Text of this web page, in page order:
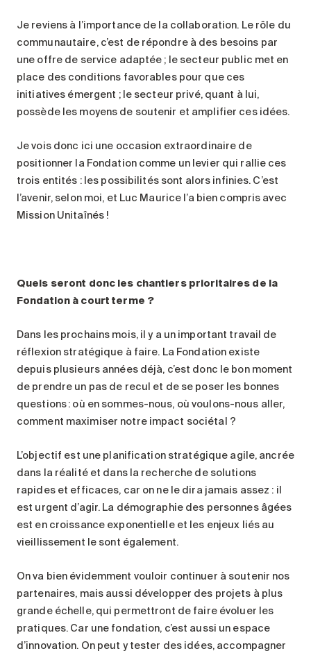
Je reviens à l’importance de la collaboration. Le rôle du
communautaire, c’est de répondre à des besoins par
une offre de service adaptée ; le secteur public met en
place des conditions favorables pour que ces
initiatives émergent ; le secteur privé, quant à lui,
possède les moyens de soutenir et amplifier ces idées.
Je vois donc ici une occasion extraordinaire de
positionner la Fondation comme un levier qui rallie ces
trois entités : les possibilités sont alors infinies. C’est
l’avenir, selon moi, et Luc Maurice l’a bien compris avec
Mission Unitaînés !
Quels seront donc les chantiers prioritaires de la
Fondation à court terme ?
Dans les prochains mois, il y a un important travail de
réflexion stratégique à faire. La Fondation existe
depuis plusieurs années déjà, c’est donc le bon moment
de prendre un pas de recul et de se poser les bonnes
questions : où en sommes-nous, où voulons-nous aller,
comment maximiser notre impact sociétal ?
L’objectif est une planification stratégique agile, ancrée
dans la réalité et dans la recherche de solutions
rapides et efficaces, car on ne le dira jamais assez : il
est urgent d’agir. La démographie des personnes âgées
est en croissance exponentielle et les enjeux liés au
vieillissement le sont également.
On va bien évidemment vouloir continuer à soutenir nos
partenaires, mais aussi développer des projets à plus
grande échelle, qui permettront de faire évoluer les
pratiques. Car une fondation, c’est aussi un espace
d’innovation. On peut y tester des idées, accompagner